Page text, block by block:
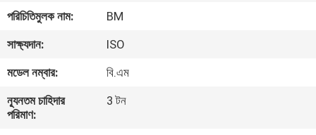
সম্বন্ধে
কারখানা
পরিচিতিমুলক নাম:
BM
সাক্ষ্যদান:
ISO
মডেল নম্বার:
বি.এম
ন্যূনতম চাহিদার
পরিমাণ:
3 টন